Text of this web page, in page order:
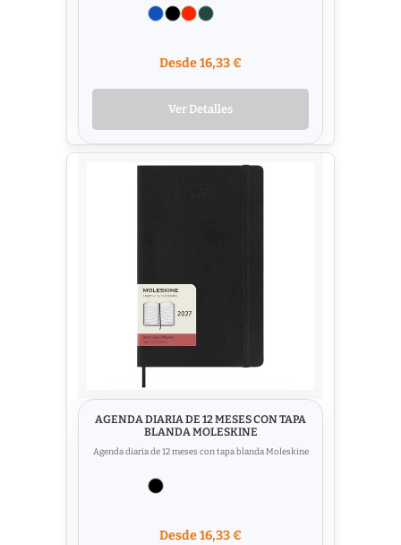
Desde 16,33 €
Ver Detalles
AGENDA DIARIA DE 12 MESES CON TAPA
BLANDA MOLESKINE
Agenda diaria de 12 meses con tapa blanda Moleskine
Desde 16,33 €